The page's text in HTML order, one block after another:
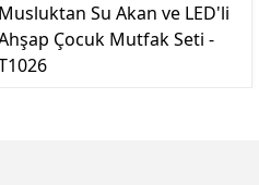
Musluktan Su Akan ve LED'li
Çocuk Mutfak Seti -